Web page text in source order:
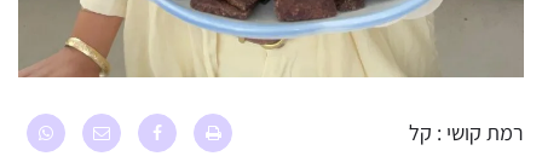
רמת קושי : קל